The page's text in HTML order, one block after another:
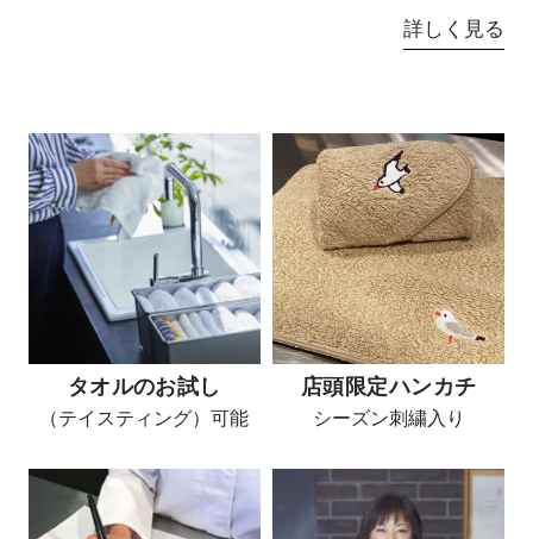
詳しく見る
タオルのお試し
（テイスティング）可能
店頭限定ハンカチ
シーズン刺繍入り